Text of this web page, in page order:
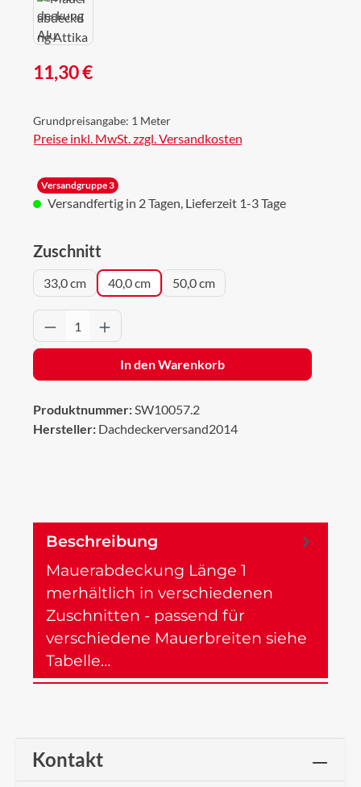
Regulärer Preis:
11,30 €
Grundpreisangabe: 1 Meter
Preise inkl. MwSt. zzgl. Versandkosten
Versandgruppe 3
Versandfertig in 2 Tagen, Lieferzeit 1-3 Tage
Zuschnitt
33,0 cm 40,0 cm 50,0 cm
Produkt Anzahl: Gib den gewünschten
In den Warenkorb
Produktnummer:SW10057.2
Hersteller: Dachdeckerversand2014
Beschreibung
Mauerabdeckung Länge 1
merhältlich in verschiedenen
Zuschnitten - passend für
verschiedene Mauerbreiten siehe
Tabelle…
Kontakt